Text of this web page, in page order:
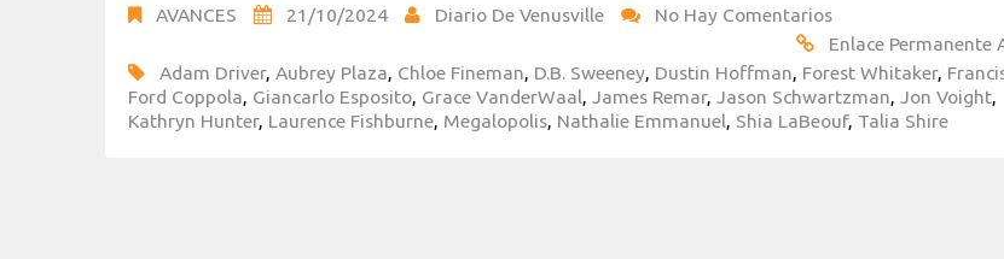
AVANCES 21/10/2024 Diario De Venusville
No Hay Comentarios
Enlace Permanente
Adam Driver, Aubrey Plaza, Chloe Fineman, D.B. Sweeney, Dustin Hoffman, Forest Whitaker,
Ford Coppola, Giancarlo Esposito, Grace VanderWaal, James Remar, Jason Schwartzman, Jon Voight,
Kathryn Hunter, Laurence Fishburne, Megalopolis, Nathalie Emmanuel, Shia LaBeouf, Talia Shire